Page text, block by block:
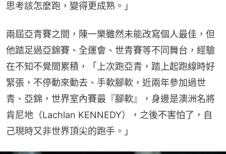
思考該怎麼跑，變得更成熟。」
兩屆亞青賽之間，陳一樂雖然未能改寫個人最佳，但
他踏足過亞錦賽、全運會、世青賽等不同舞台，經驗
在不知不覺間累積，「上次跑亞青，踏上起跑線時好
緊張，不停動來動去、手軟腳軟，近兩年參加過世
青、亞錦，世界室內賽最『腳軟』，身邊是澳洲名將
肯尼地（Lachlan KENNEDY），之後不害怕了，自
己現時又非世界頂尖的跑手。」